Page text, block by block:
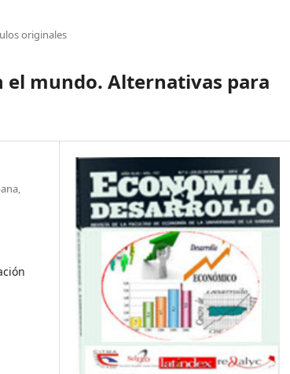
originales
el mundo. Alternativas para